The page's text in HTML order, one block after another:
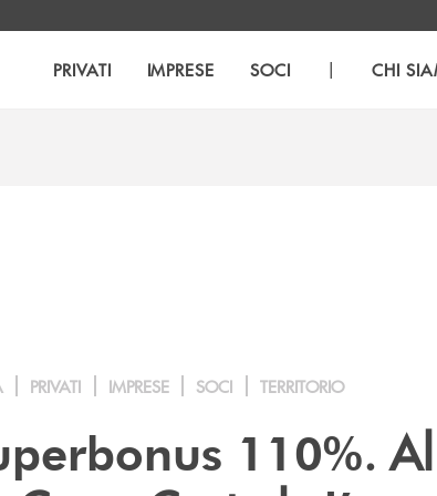
PRIVATI IMPRESE SOCI | CHI
PRIVATI IMPRESE SOCI TERRITORIO
110%.